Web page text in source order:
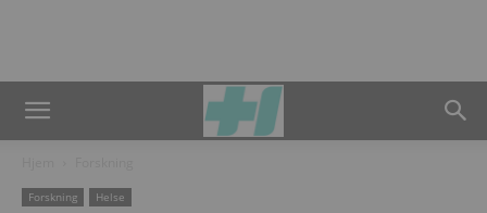
Forskning Helse